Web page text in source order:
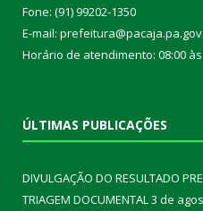
Fone: (91) 99202-1350
E-mail:
Horário de atendimento: 08:00 às
ÚLTIMAS PUBLICAÇÕES
DIVULGAÇÃO DO RESULTADO
TRIAGEM DOCUMENTAL3 de